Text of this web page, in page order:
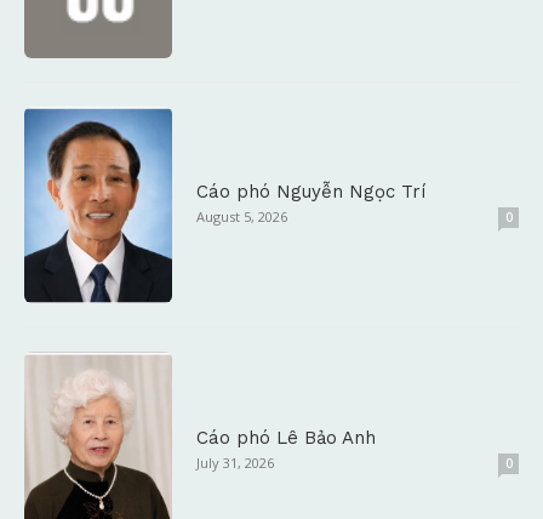
Cáo phó Nguyễn Ngọc Trí
August 5, 2026 0
Cáo phó Lê Bảo Anh
July 31, 2026 0